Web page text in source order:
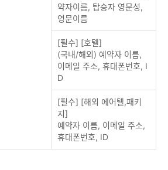
약자이름, 탑승자 영문성,
영문이름
[필수] [호텔]
(국내/해외) 예약자 이름,
이메일 주소, 휴대폰번호, I
D
[필수] [해외 에어텔,패키
지]
예약자 이름, 이메일 주소,
휴대폰번호, ID